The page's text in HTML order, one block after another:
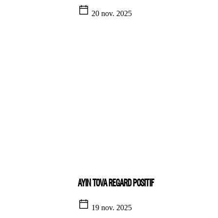
20 nov. 2025
AYIN TOVA REGARD POSITIF
19 nov. 2025